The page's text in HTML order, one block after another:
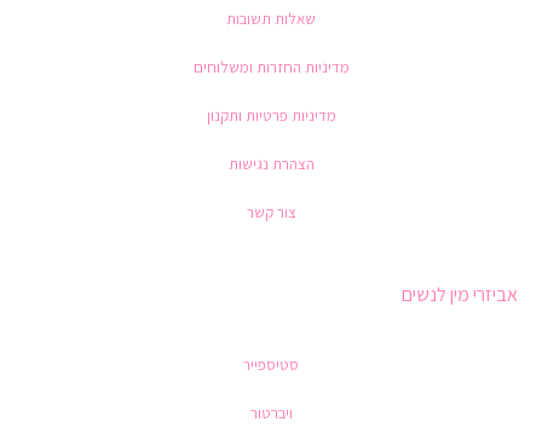
שאלות תשובות
מדיניות החזרות ומשלוחים
מדיניות פרטיות ותקנון
הצהרת נגישות
צור קשר
אביזרי מין לנשים
סטיספייר
ויברטור